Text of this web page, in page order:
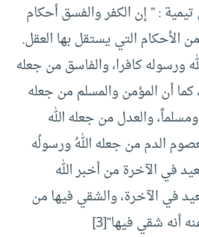
: ” إن الكفر والفسق أحكام
التي يستقل بها العقل.
ورسوله كافرا، والفاسق من جعله
كما أن المؤمن والمسلم من جعله
والعدل من جعله الله
الدم من جعله اللهُ ورسولُه
في الآخرة من أخبر الله
في الآخرة، والشقي فيها من
أنه شقي فيها”[3]